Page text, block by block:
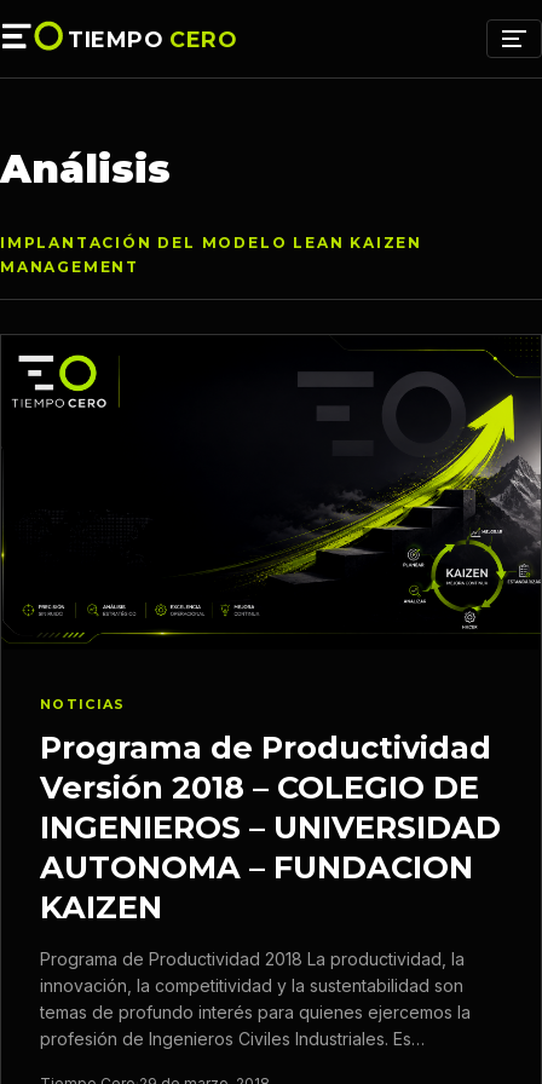
TIEMPO CERO
Análisis
IMPLANTACIÓN DEL MODELO LEAN KAIZEN
MANAGEMENT
NOTICIAS
Programa de Productividad
Versión 2018 – COLEGIO DE
INGENIEROS – UNIVERSIDAD
AUTONOMA – FUNDACION
KAIZEN
Programa de Productividad 2018 La productividad, la
innovación, la competitividad y la sustentabilidad son
temas de profundo interés para quienes ejercemos la
profesión de Ingenieros Civiles Industriales. Es…